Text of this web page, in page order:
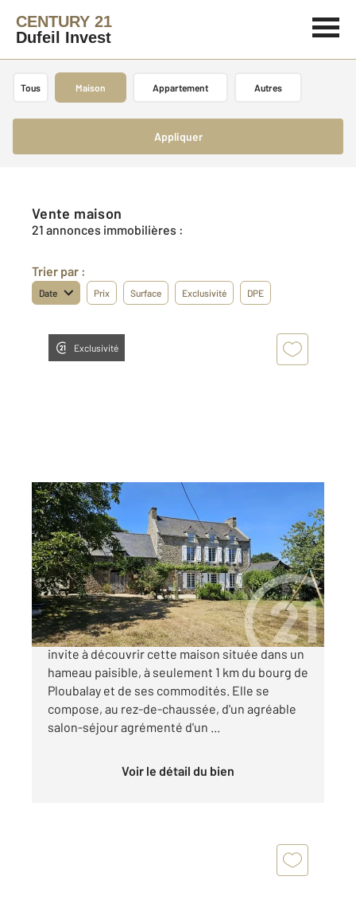
CENTURY 21
Dufeil Invest
Tous Maison Appartement Autres
Appliquer
Vente maison
21 annonces immobilières :
Trier par :
Date Prix Surface Exclusivité DPE
Exclusivité
BEAUSSAIS SUR MER 22
158,03 m2, 6 pièces
Ref : 952
Maison à vendre
544 960 €
EXCLUSIVITÉ CENTURY 21 Dufeil Invest vous
invite à découvrir cette maison située dans un
hameau paisible, à seulement 1 km du bourg de
Ploubalay et de ses commodités. Elle se
compose, au rez-de-chaussée, d'un agréable
salon-séjour agrémenté d'un ...
Voir le détail du bien